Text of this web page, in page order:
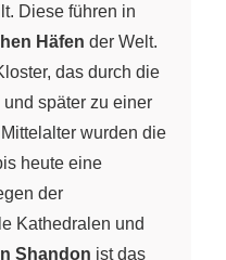
Diese führen in
Häfen der Welt.
das durch die
später zu einer
wurden die
heute eine
der
Kathedralen und
Shandon ist das